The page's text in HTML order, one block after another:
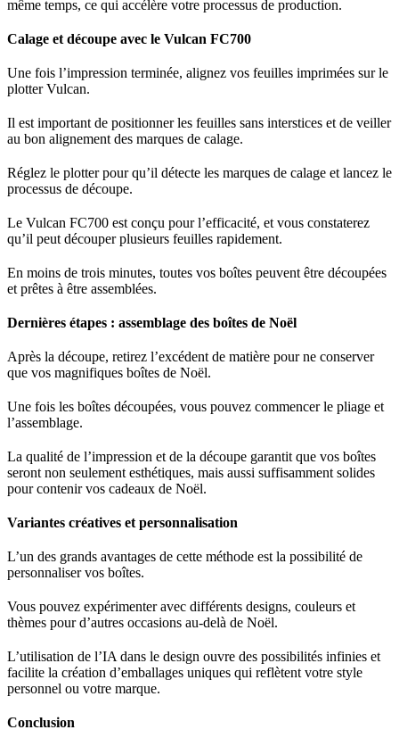
même temps, ce qui accélère votre processus de production.
Calage et découpe avec le Vulcan FC700
Une fois l’impression terminée, alignez vos feuilles imprimées sur le
plotter Vulcan.
Il est important de positionner les feuilles sans interstices et de veiller
au bon alignement des marques de calage.
Réglez le plotter pour qu’il détecte les marques de calage et lancez le
processus de découpe.
Le Vulcan FC700 est conçu pour l’efficacité, et vous constaterez
qu’il peut découper plusieurs feuilles rapidement.
En moins de trois minutes, toutes vos boîtes peuvent être découpées
et prêtes à être assemblées.
Dernières étapes : assemblage des boîtes de Noël
Après la découpe, retirez l’excédent de matière pour ne conserver
que vos magnifiques boîtes de Noël.
Une fois les boîtes découpées, vous pouvez commencer le pliage et
l’assemblage.
La qualité de l’impression et de la découpe garantit que vos boîtes
seront non seulement esthétiques, mais aussi suffisamment solides
pour contenir vos cadeaux de Noël.
Variantes créatives et personnalisation
L’un des grands avantages de cette méthode est la possibilité de
personnaliser vos boîtes.
Vous pouvez expérimenter avec différents designs, couleurs et
thèmes pour d’autres occasions au-delà de Noël.
L’utilisation de l’IA dans le design ouvre des possibilités infinies et
facilite la création d’emballages uniques qui reflètent votre style
personnel ou votre marque.
Conclusion